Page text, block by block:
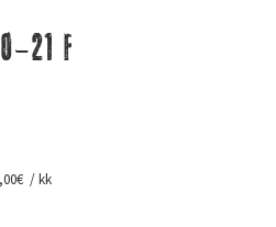
21 F
€ / kk